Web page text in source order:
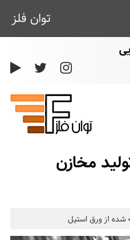
توان فلز
مخازن
شده از ورق استیل